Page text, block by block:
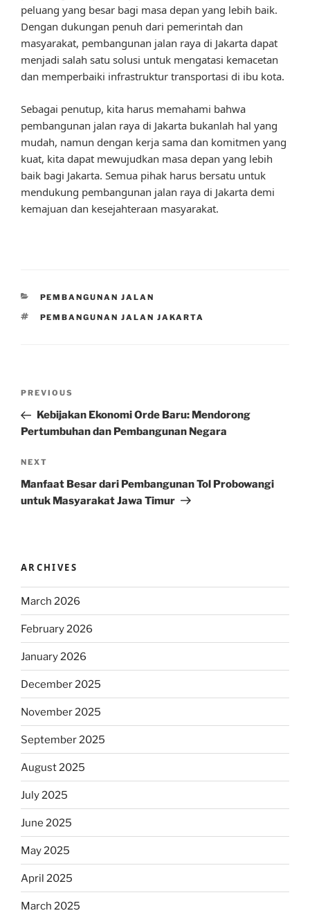
peluang yang besar bagi masa depan yang lebih baik.
Dengan dukungan penuh dari pemerintah dan
masyarakat, pembangunan jalan raya di Jakarta dapat
menjadi salah satu solusi untuk mengatasi kemacetan
dan memperbaiki infrastruktur transportasi di ibu kota.
Sebagai penutup, kita harus memahami bahwa
pembangunan jalan raya di Jakarta bukanlah hal yang
mudah, namun dengan kerja sama dan komitmen yang
kuat, kita dapat mewujudkan masa depan yang lebih
baik bagi Jakarta. Semua pihak harus bersatu untuk
mendukung pembangunan jalan raya di Jakarta demi
kemajuan dan kesejahteraan masyarakat.
CATEGORIES
PEMBANGUNAN JALAN
TAGS
PEMBANGUNAN JALAN JAKARTA
Previous
Post
PREVIOUS
Kebijakan Ekonomi Orde Baru: Mendorong
Pertumbuhan dan Pembangunan Negara
Next
Post
NEXT
Manfaat Besar dari Pembangunan Tol Probowangi
untuk Masyarakat Jawa Timur
ARCHIVES
March 2026
February 2026
January 2026
December 2025
November 2025
September 2025
August 2025
July 2025
June 2025
May 2025
April 2025
March 2025